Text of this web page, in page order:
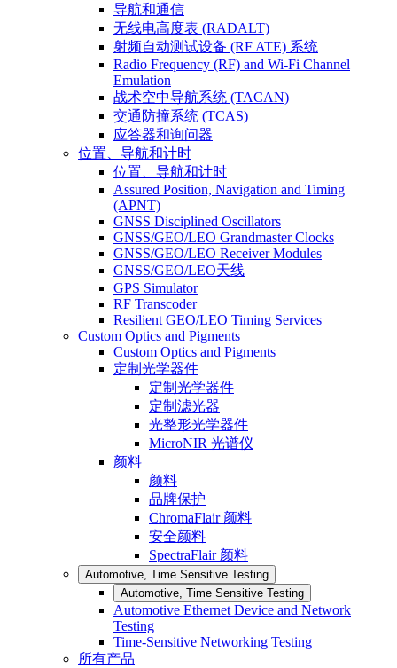
导航和通信
无线电高度表 (RADALT)
射频自动测试设备 (RF ATE) 系统
Radio Frequency (RF) and Wi-Fi Channel
Emulation
战术空中导航系统 (TACAN)
交通防撞系统 (TCAS)
应答器和询问器
位置、导航和计时
位置、导航和计时
Assured Position, Navigation and Timing
(APNT)
GNSS Disciplined Oscillators
GNSS/GEO/LEO Grandmaster Clocks
GNSS/GEO/LEO Receiver Modules
GNSS/GEO/LEO天线
GPS Simulator
RF Transcoder
Resilient GEO/LEO Timing Services
Custom Optics and Pigments
Custom Optics and Pigments
定制光学器件
定制光学器件
定制滤光器
光整形光学器件
MicroNIR 光谱仪
颜料
颜料
品牌保护
ChromaFlair 颜料
安全颜料
SpectraFlair 颜料
Automotive, Time Sensitive Testing
Automotive, Time Sensitive Testing
Automotive Ethernet Device and Network
Testing
Time-Sensitive Networking Testing
所有产品